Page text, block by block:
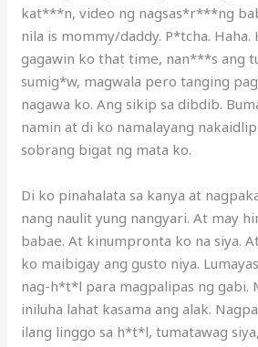
kat***n, video ng nagsas*r***ng
nila is mommy/daddy. P*tcha. Haha.
gagawin ko that time, nan***s ang
sumig*w, magwala pero tanging
nagawa ko. Ang sikip sa dibdib.
namin at di ko namalayang
sobrang bigat ng mata ko.
Di ko pinahalata sa kanya at
nang naulit yung nangyari. At may
babae. At kinumpronta ko na siya.
ko maibigay ang gusto niya.
nag-h*t*l para magpalipas ng gabi.
iniluha lahat kasama ang alak.
ilang linggo sa h*t*l, tumatawag